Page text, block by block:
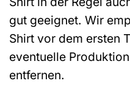
gut geeignet. Wir
Shirt vor dem ersten
eventuelle
entfernen.